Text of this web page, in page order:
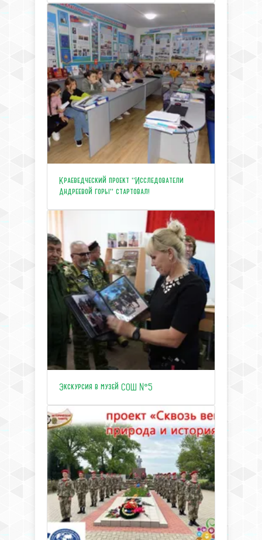
Краеведческий проект "Исследователи
Андреевой горы" стартовал!
Экскурсия в музей СОШ №5